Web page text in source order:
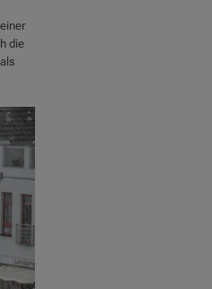
die